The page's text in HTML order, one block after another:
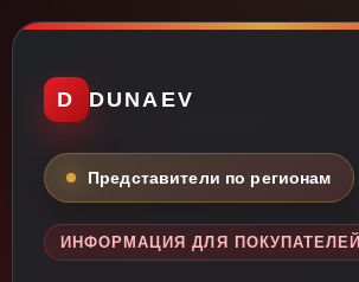
D DUNAEV
Представители по регионам
ИНФОРМАЦИЯ ДЛЯ ПОКУПАТЕЛЕЙ